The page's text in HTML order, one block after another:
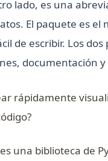
lado, es una
El paquete es
de escribir. Los
documentación
rápidamente
una biblioteca de